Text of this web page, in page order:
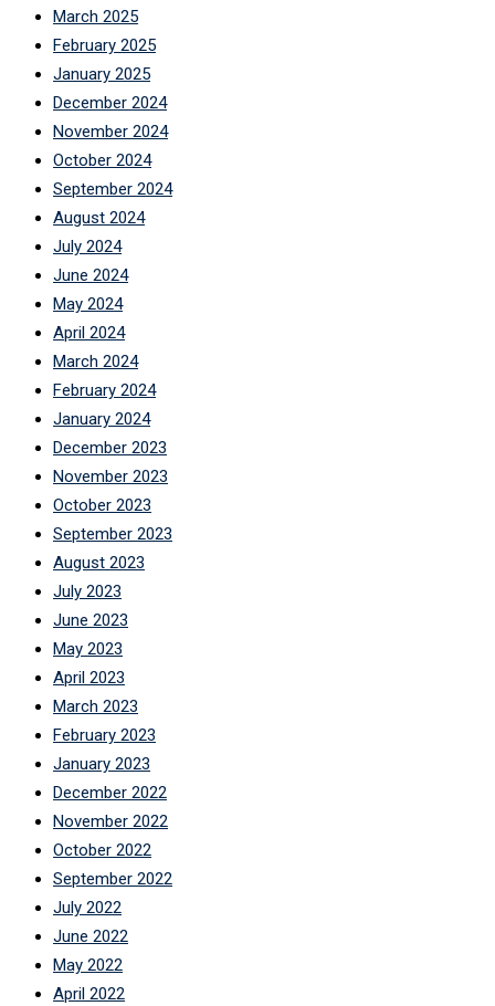
March 2025
February 2025
January 2025
December 2024
November 2024
October 2024
September 2024
August 2024
July 2024
June 2024
May 2024
April 2024
March 2024
February 2024
January 2024
December 2023
November 2023
October 2023
September 2023
August 2023
July 2023
June 2023
May 2023
April 2023
March 2023
February 2023
January 2023
December 2022
November 2022
October 2022
September 2022
July 2022
June 2022
May 2022
April 2022